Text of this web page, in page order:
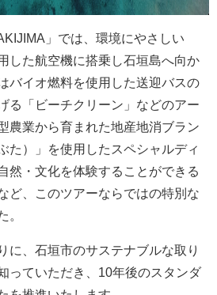
」では、環境にやさしい
した航空機に搭乗し石垣島へ向か
バイオ燃料を使用した送迎バスの
る「ビーチクリーン」などのアー
農業から育まれた地産地消ブラン
た）」を使用したスペシャルディ
然・文化を体験することができる
ど、このツアーならではの特別な
。
に、石垣市のサステナブルな取り
っていただき、10年後のスタンダ